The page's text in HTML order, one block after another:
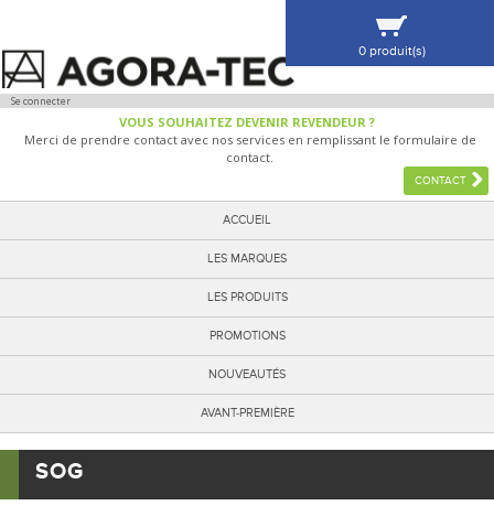
Se connecter
VOUS SOUHAITEZ DEVENIR REVENDEUR ?
Merci de prendre contact avec nos services en remplissant le formulaire de
contact.
CONTACT
ACCUEIL
LES MARQUES
LES PRODUITS
PROMOTIONS
NOUVEAUTÉS
AVANT-PREMIÈRE
0 produit(s)
VOIR MA SÉLECTION
SOG